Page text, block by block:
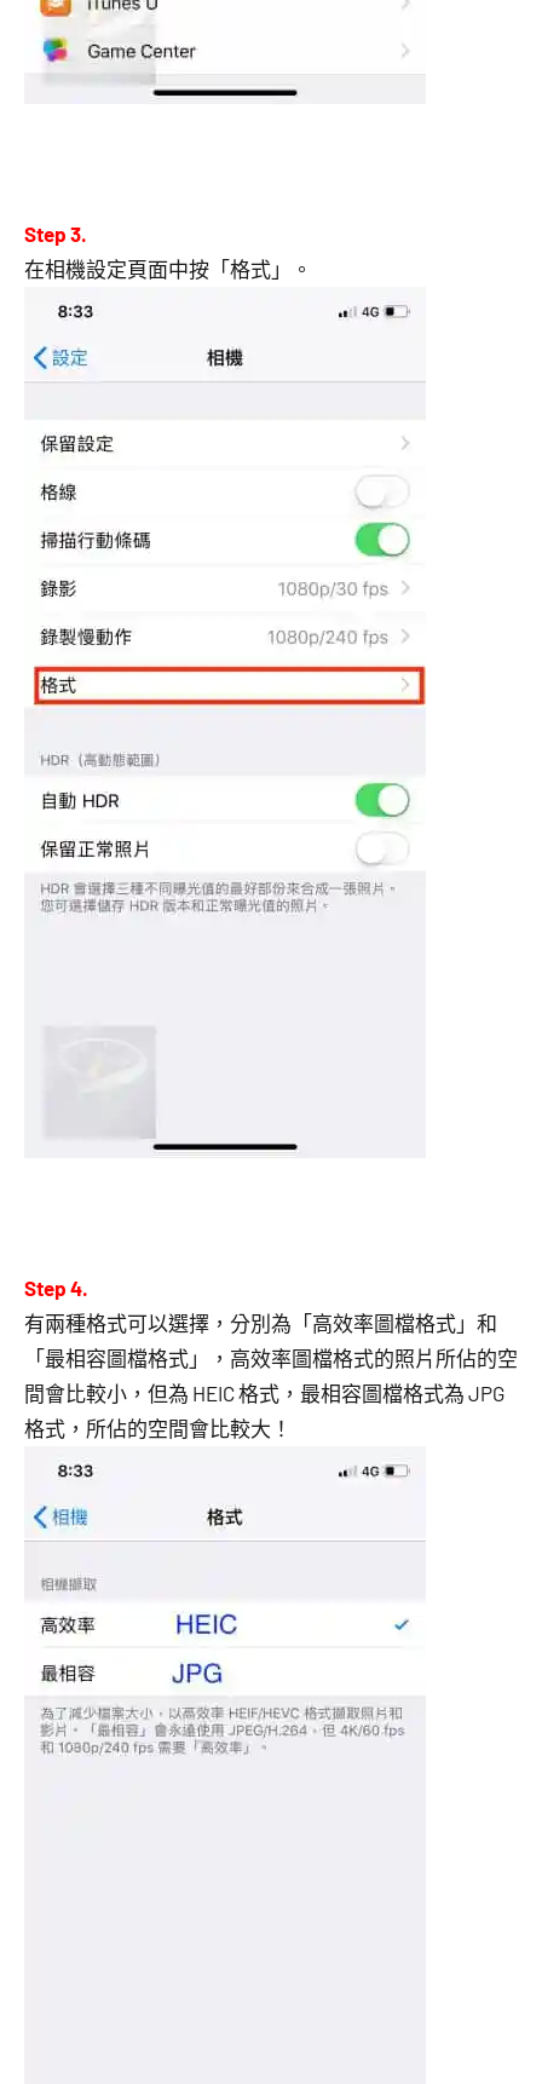
Step 3.
在相機設定頁面中按「格式」。
Step 4.
有兩種格式可以選擇，分別為「高效率圖檔格式」和
「最相容圖檔格式」，高效率圖檔格式的照片所佔的空
間會比較小，但為 HEIC 格式，最相容圖檔格式為 JPG
格式，所佔的空間會比較大！